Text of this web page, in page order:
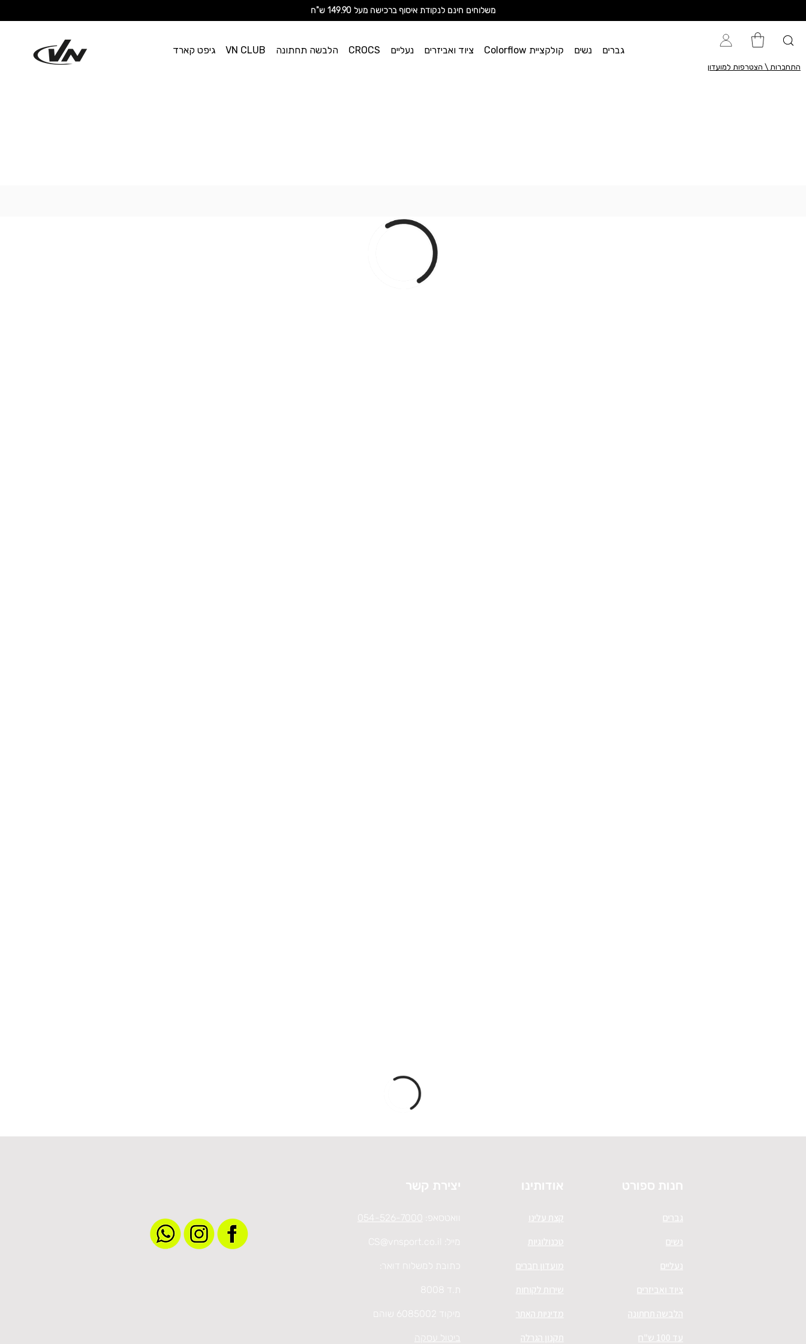
משלוחים חינם לנקודת איסוף ברכישה מעל 149.90 ש"ח
וי אן
גברים נשים קולקציית Colorflow ציוד ואביזרים נעליים CROCS הלבשה תחתונה VN CLUB גיפט קארד
התחברות \ הצטרפות למועדון
חנות ספורט
גברים
נשים
נעליים
ציוד ואביזרים
הלבשה תחתונה
עד 100 ש"ח
אודותינו
קצת עלינו
טכנולוגיות
מועדון חברים
שירות לקוחות
מדיניות האתר
תקנון הגרלה
יצירת קשר
וואטסאפ: 054-526-7000
מייל: CS@vnsport.co.il
כתובת למשלוח דואר:
ת.ד 8008
מיקוד 6085002 שוהם
ביטול עסקה